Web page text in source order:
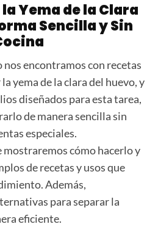
Yema de la Clara
Sencilla y Sin
nos encontramos con recetas
yema de la clara del huevo, y
diseñados para esta tarea,
de manera sencilla sin
especiales.
mostraremos cómo hacerlo y
de recetas y usos que
Además,
para separar la
eficiente.